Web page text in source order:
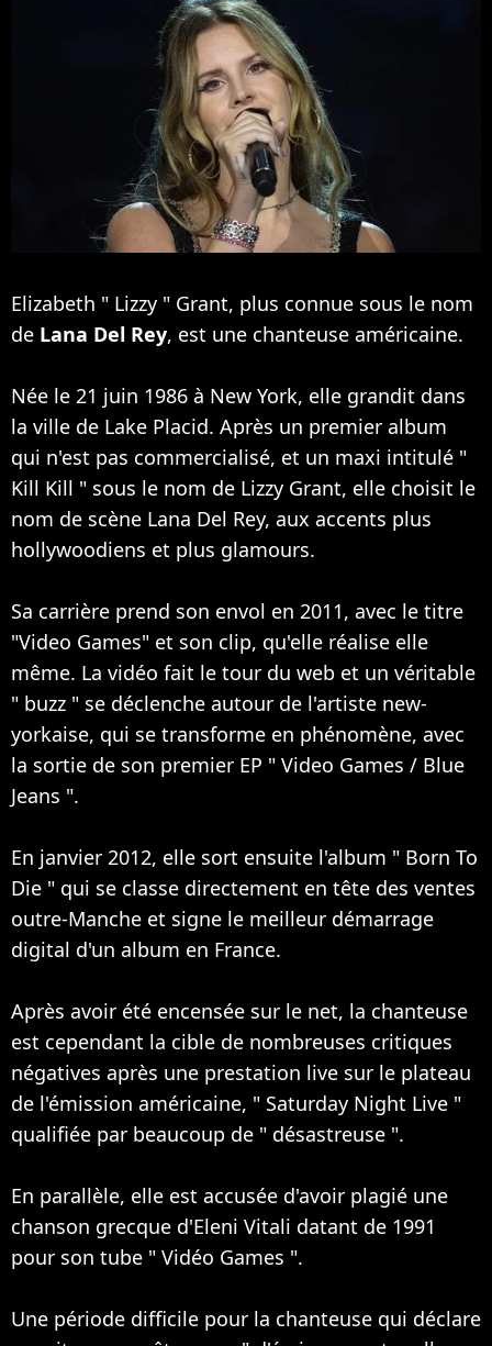
Elizabeth " Lizzy " Grant, plus connue sous le nom
de Lana Del Rey, est une chanteuse américaine.
Née le 21 juin 1986 à New York, elle grandit dans
la ville de Lake Placid. Après un premier album
qui n'est pas commercialisé, et un maxi intitulé "
Kill Kill " sous le nom de Lizzy Grant, elle choisit le
nom de scène Lana Del Rey, aux accents plus
hollywoodiens et plus glamours.
Sa carrière prend son envol en 2011, avec le titre
"Video Games" et son clip, qu'elle réalise elle
même. La vidéo fait le tour du web et un véritable
" buzz " se déclenche autour de l'artiste new-
yorkaise, qui se transforme en phénomène, avec
la sortie de son premier EP " Video Games / Blue
Jeans ".
En janvier 2012, elle sort ensuite l'album " Born To
Die " qui se classe directement en tête des ventes
outre-Manche et signe le meilleur démarrage
digital d'un album en France.
Après avoir été encensée sur le net, la chanteuse
est cependant la cible de nombreuses critiques
négatives après une prestation live sur le plateau
de l'émission américaine, " Saturday Night Live "
qualifiée par beaucoup de " désastreuse ".
En parallèle, elle est accusée d'avoir plagié une
chanson grecque d'Eleni Vitali datant de 1991
pour son tube " Vidéo Games ".
Une période difficile pour la chanteuse qui déclare